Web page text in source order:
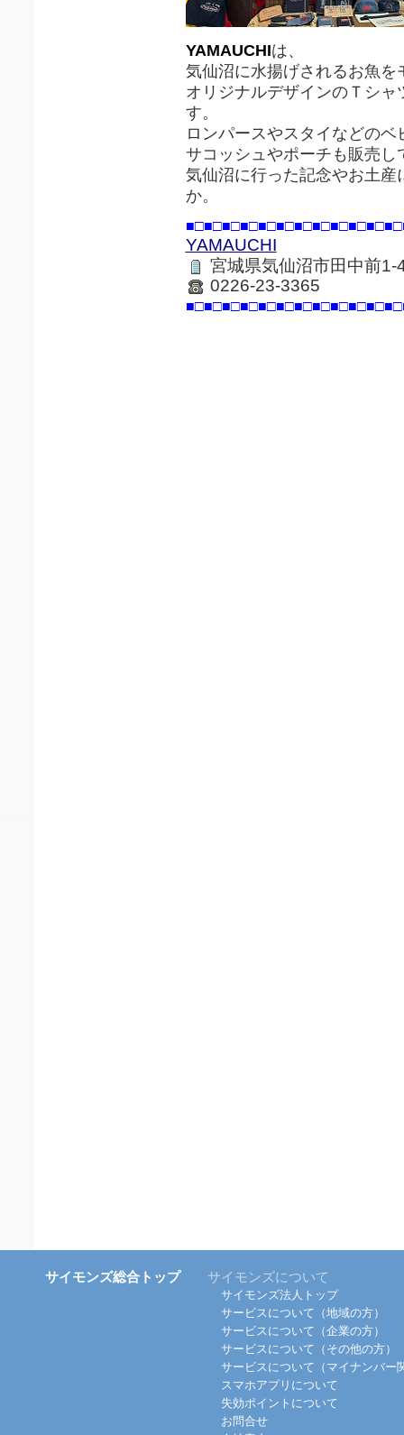
YAMAUCHIは、
気仙沼に水揚げされるお魚を
オリジナルデザインのＴシ
す。
ロンパースやスタイなどのベ
サコッシュやポーチも販売し
気仙沼に行った記念やお土
か。
YAMAUCHI
宮城県気仙沼市田中前1-
0226-23-3365
サイモンズ総合トップ サイモンズについて
サイモンズ法人トップ
サービスについて（地域の方）
サービスについて（企業の方）
サービスについて（その他の方）
サービスについて（マイナンバー
スマホアプリについて
失効ポイントについて
お問合せ